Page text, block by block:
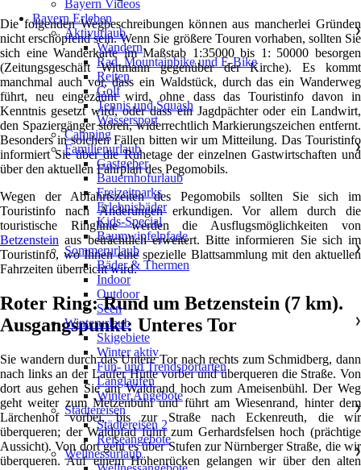
Die folgenden Wegbeschreibungen können aus mancherlei Gründen
nicht erschöpfend sein. Wenn Sie größere Touren vorhaben, sollten Sie
sich eine Wanderkarte im Maßstab 1:35000 bis 1: 50000 besorgen
(Zeitungsgeschäft Wittmann gegenüber der Kirche). Es kommt
manchmal auch vor, dass ein Waldstück, durch das ein Wanderweg
führt, neu eingezäunt wird, ohne dass das Touristinfo davon in
Kenntnis gesetzt wird, oder dass ein Jagdpächter oder ein Landwirt,
den Spaziergänger stören, widerrechtlich Markierungszeichen entfernt.
Besonders in solchen Fällen bitten wir um Mitteilung. Das Touristinfo
informiert Sie über die Ruhetage der einzelnen Gastwirtschaften und
über den aktuellen Fahrplan des Pegomobils.
Wegen der Abfahrtszeiten des Pegomobils sollten Sie sich im
Touristinfo nach Änderungen erkundigen. Vor allem durch die
touristische Ringlinie werden die Ausflugsmöglichkeiten von
Betzenstein aus beträchtlich erweitert. Bitte informieren Sie sich im
Touristinfo, wo Ihnen eine spezielle Blattsammlung mit den aktuellen
Fahrzeiten überreicht wird.
Roter Ring: Rund um Betzenstein (7 km).
Ausgangspunkt: Unteres Tor
Sie wandern durch das Untere Tor nach rechts zum Schmidberg, dann
nach links an der Laufer Hütte vorbei und überqueren die Straße. Von
dort aus gehen Sie am Waldrand hoch zum Ameisenbühl. Der Weg
geht weiter zum Metzenbühl und führt am Wiesenrand, hinter dem
Lärchenhof vorbei, bis zur Straße nach Eckenreuth, die wir
überqueren; der Waldpfad führt zum Gerhardsfelsen hoch (prächtige
Aussicht). Von dort geht es über Stufen zur Nürnberger Straße, die wir
überqueren. Auf einem Höhenrücken gelangen wir über den alten
Bayern Videos
Bayern Erleben
Aktivurlaub
❯
Wandern
Rad, Mountainbike und E-Bike
Reiten
Golf
Tennis und Squash
Wassersport
Camping
Familienurlaub
❯
Gastgeber
Bauernhofurlaub
Freizeitparks
Erlebnisbäder
Kids-Special
Baumwipfelpfade
Sommerurlaub
❯
Bäder & Thermen
Indoor
Outdoor
Seen
Winterurlaub
❯
Skigebiete
Winter aktiv
Fun- und Trendsportarten
Langlaufen
Winter Angebote
Städtereisen
❯
Städtereisen 2
Reiseangebote
Wellnessurlaub
❯